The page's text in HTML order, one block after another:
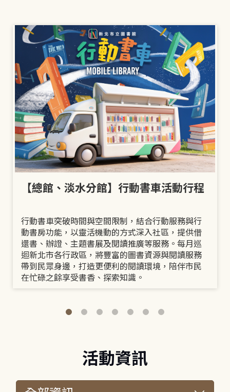
【總館、淡水分館】行動書車活動行程
行動書車突破時間與空間限制，結合行動服務與行
動書房功能，以靈活機動的方式深入社區，提供借
還書、辦證、主題書展及閱讀推廣等服務。每月巡
迴新北市各行政區，將豐富的圖書資源與閱讀服務
帶到民眾身邊，打造更便利的閱讀環境，陪伴市民
在忙碌之餘享受書香、探索知識。
活動資訊